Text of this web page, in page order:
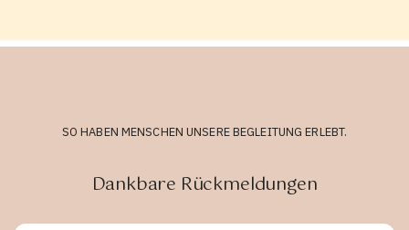
SO HABEN MENSCHEN UNSERE BEGLEITUNG ERLEBT.
Dankbare Rückmeldungen